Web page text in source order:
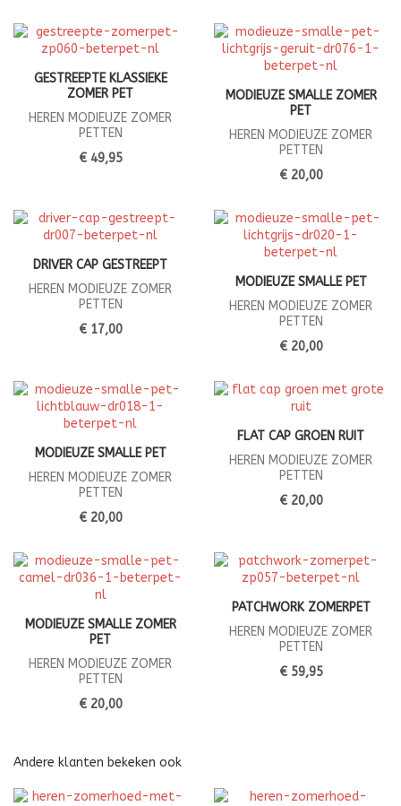
GESTREEPTE KLASSIEKE
ZOMER PET
HEREN MODIEUZE ZOMER
PETTEN
€ 49,95
MODIEUZE SMALLE ZOMER
PET
HEREN MODIEUZE ZOMER
PETTEN
€ 20,00
DRIVER CAP GESTREEPT
HEREN MODIEUZE ZOMER
PETTEN
€ 17,00
MODIEUZE SMALLE PET
HEREN MODIEUZE ZOMER
PETTEN
€ 20,00
MODIEUZE SMALLE PET
HEREN MODIEUZE ZOMER
PETTEN
€ 20,00
FLAT CAP GROEN RUIT
HEREN MODIEUZE ZOMER
PETTEN
€ 20,00
MODIEUZE SMALLE ZOMER
PET
HEREN MODIEUZE ZOMER
PETTEN
€ 20,00
PATCHWORK ZOMERPET
HEREN MODIEUZE ZOMER
PETTEN
€ 59,95
Andere klanten bekeken ook